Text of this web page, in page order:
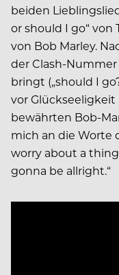
beiden
or should I go“ von
von Bob Marley.
der Clash-
bringt („should I
vor
bewährten Bob-
mich an die Worte
worry about a
gonna be allright.“